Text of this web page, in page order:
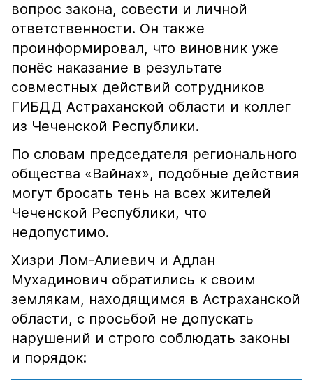
вопрос закона, совести и личной
ответственности. Он также
проинформировал, что виновник уже
понёс наказание в результате
совместных действий сотрудников
ГИБДД Астраханской области и коллег
из Чеченской Республики.
По словам председателя регионального
общества «Вайнах», подобные действия
могут бросать тень на всех жителей
Чеченской Республики, что
недопустимо.
Хизри Лом-Алиевич и Адлан
Мухадинович обратились к своим
землякам, находящимся в Астраханской
области, с просьбой не допускать
нарушений и строго соблюдать законы
и порядок: